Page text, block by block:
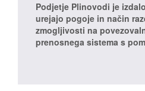
Podjetje Plinovodi je
urejajo pogoje in način
zmogljivosti na
prenosnega sistema s